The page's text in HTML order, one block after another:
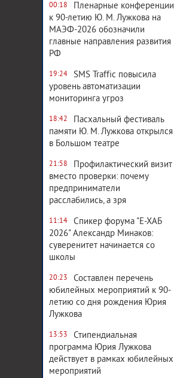
00:18
Пленарные конференции
к 90-летию Ю. М. Лужкова на
МАЭФ-2026 обозначили
главные направления развития
РФ
19:24
SMS Traffic повысила
уровень автоматизации
мониторинга угроз
18:42
Пасхальный фестиваль
памяти Ю. М. Лужкова открылся
в Большом театре
21:58
Профилактический визит
вместо проверки: почему
предприниматели
расслабились, а зря
11:14
Спикер форума "Е-ХАБ
2026" Александр Минаков:
суверенитет начинается со
школы
20:23
Составлен перечень
юбилейных мероприятий к 90-
летию со дня рождения Юрия
Лужкова
13:53
Стипендиальная
программа Юрия Лужкова
действует в рамках юбилейных
мероприятий